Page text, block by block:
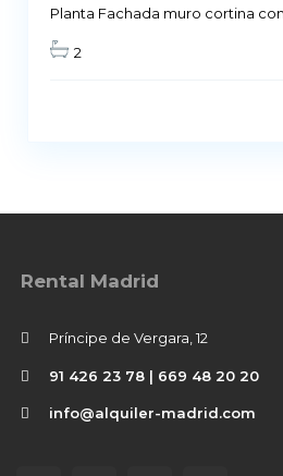
Planta Fachada muro cortina
2
Rental Madrid
Príncipe de Vergara, 12
91 426 23 78 | 669 48 20 20
info@alquiler-madrid.com